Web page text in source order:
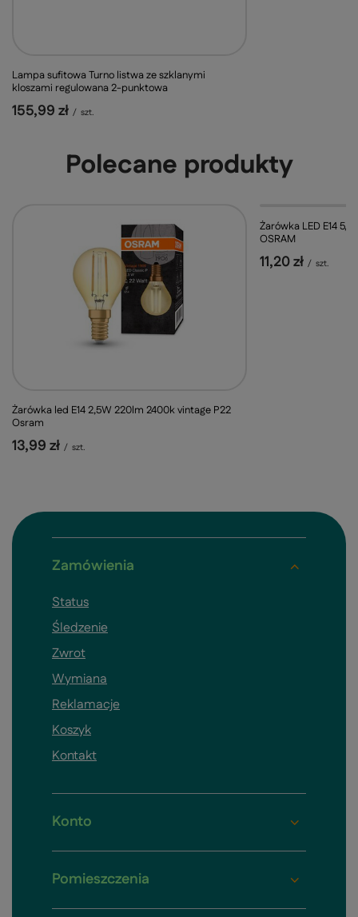
Lampa sufitowa Turno listwa ze szklanymi
kloszami regulowana 2-punktowa
155,99 zł / szt.
Polecane produkty
Żarówka led E14 2,5W 220lm 2400k vintage P22
Osram
13,99 zł / szt.
Żarówka LED E14
OSRAM
11,20 zł / szt.
Zamówienia
Status
Śledzenie
Zwrot
Wymiana
Reklamacje
Koszyk
Kontakt
Konto
Pomieszczenia